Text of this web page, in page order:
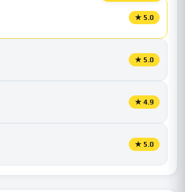
★ 5.0
★ 5.0
★ 4.9
★ 5.0